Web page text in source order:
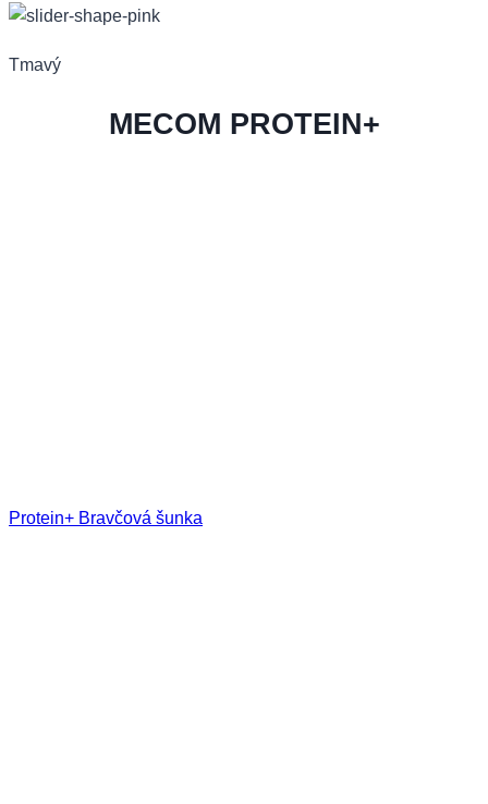
Tmavý
MECOM PROTEIN+
Protein+ Bravčová šunka